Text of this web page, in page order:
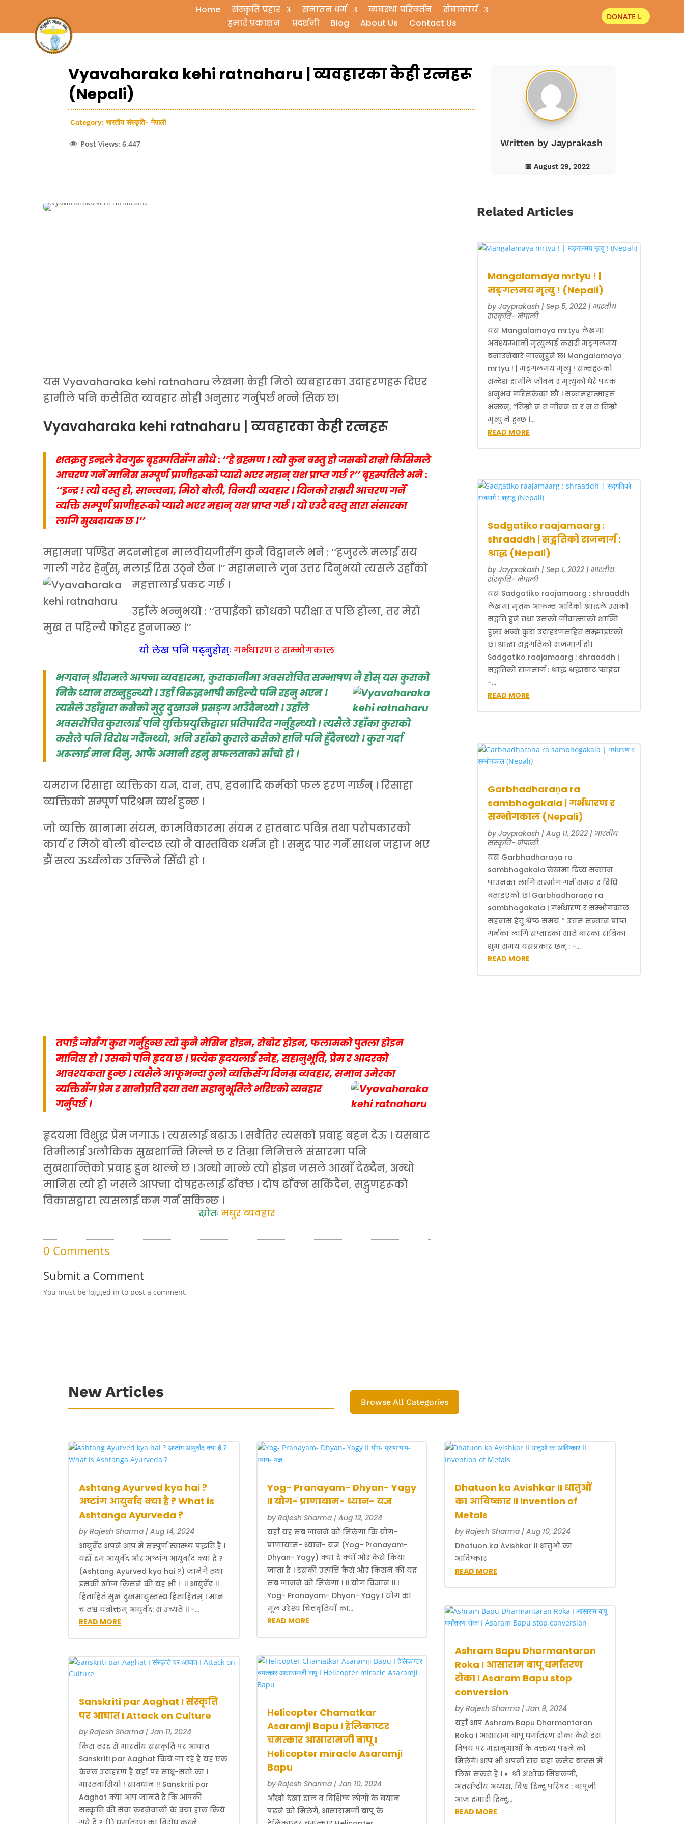
Home संस्कृति प्रहार सनातन धर्म व्यवस्था परिवर्तन
सेवाकार्य
हमारे प्रकाशन
प्रदर्शनी Blog About Us Contact Us
DONATE
Vyavaharaka kehi ratnaharu | व्यवहारका केही रत्नहरू
(Nepali)
Category: भारतीय संस्कृति- नेपाली
Post Views: 6,447 Written by Jayprakash
📅 August 29, 2022
यस Vyavaharaka kehi ratnaharu लेखमा केही मिठो व्यबहारका उदाहरणहरू दिएर
हामीले पनि कसैसित व्यवहार सोही अनुसार गर्नुपर्छ भन्ने सिक छ।
Vyavaharaka kehi ratnaharu | व्यवहारका केही रत्नहरू
शतक्रतु इन्द्रले देवगुरु बृहस्पतिसँग सोधे : ‘‘हे ब्रह्मण ! त्यो कुन वस्तु हो जसको राम्रो किसिमले
आचरण गर्ने मानिस सम्पूर्ण प्राणीहरूको प्यारो भएर महान् यश प्राप्त गर्छ ?’’ बृहस्पतिले भने :
‘‘इन्द्र ! त्यो वस्तु हो, सान्त्वना, मिठो बोली, विनयी व्यवहार । यिनको राम्ररी आचरण गर्ने
व्यक्ति सम्पूर्ण प्राणीहरूको प्यारो भएर महान् यश प्राप्त गर्छ । यो एउटै वस्तु सारा संसारका
लागि सुखदायक छ ।’’
महामना पण्डित मदनमोहन मालवीयजीसँग कुनै विद्वानले भने : ‘‘हजुरले मलाई सय
गाली गरेर हेर्नुस्, मलाई रिस उठ्ने छैन ।’’ महामनाले जुन उत्तर दिनुभयोत्यसले उहाँको
महत्तालाई प्रकट गर्छ ।
उहाँले भन्नुभयो : ‘‘तपाइँको क्रोधको परीक्षा त पछि होला, तर मेरो
मुख त पहिल्यै फोहर हुनजान्छ ।’’
यो लेख पनि पढ्नुहोस्ःगर्भधारण र सम्भोगकाल
भगवान् श्रीरामले आफ्ना व्यवहारमा, कुराकानीमा अवसरोचित सम्भाषण नै होस् यस कुराको
निकै ध्यानराख्नुहुन्थ्यो । उहाँ विरुद्धभाषी कहिल्यै पनि रहनु भएन ।
त्यसैले उहाँद्वारा कसैको मुटु दुखाउने प्रसङ्ग आउँदैनथ्यो । उहाँले
अवसरोचित कुरालाई पनि युक्तिप्रयुक्तिद्वारा प्रतिपादित गर्नुहुन्थ्यो । त्यसैले उहाँका कुराको
कसैले पनि विरोध गर्दैनथ्यो, अनि उहाँको कुराले कसैको हानि पनि हुँदैनथ्यो । कुरा गर्दा
अरूलाई मान दिनु, आफैं अमानी रहनु सफलताको साँचो हो ।
यमराज रिसाहा व्यक्तिका यज्ञ, दान, तप, हवनादि कर्मको फल हरण गर्छन् । रिसाहा
व्यक्तिको सम्पूर्ण परिश्रम व्यर्थ हुन्छ ।
जो व्यक्ति खानामा संयम, कामविकारमा संयम र हातबाट पवित्र तथा परोपकारको
कार्य र मिठो बोली बोल्दछ त्यो नै वास्तविक धर्मज्ञ हो । समुद्र पार गर्ने साधन जहाज भए
झैं सत्य ऊर्ध्वलोक उक्लिने सिँढी हो ।
तपाइँ जोसँग कुरा गर्नुहुन्छ त्यो कुनै मेसिन होइन, रोबोट होइन, फलामको पुतला होइन
मानिस हो । उसको पनि हृदय छ । प्रत्येक हृदयलाई स्नेह, सहानुभूति, प्रेम र आदरको
आवश्यकता हुन्छ । त्यसैले आफूभन्दा ठुलो व्यक्तिसँग विनम्र व्यवहार, समान उमेरका
व्यक्तिसँग प्रेम र सानोप्रति दया तथा सहानुभूतिले भरिएको व्यवहार
गर्नुपर्छ ।
हृदयमा विशुद्ध प्रेम जगाऊ । त्यसलाई बढाऊ । सबैतिर त्यसको प्रवाह बहन देऊ । यसबाट
तिमीलाई अलौकिक सुखशान्ति मिल्ने छ र तिम्रा निमित्तले संसारमा पनि
सुखशान्तिको प्रवाह हुन थाल्ने छ । अन्धो मान्छे त्यो होइन जसले आखाँ देख्दैन, अन्धो
मानिस त्यो हो जसले आफ्ना दोषहरूलाई ढाँक्छ । दोष ढाँक्न सकिंदैन, सद्गुणहरूको
विकासद्वारा त्यसलाई कम गर्न सकिन्छ ।
स्रोतःमधुर व्यवहार
0 Comments
Submit a Comment
You must be logged in to post a comment.
Related Articles
Mangalamaya mrtyu ! |
मङ्गलमय मृत्यु ! (Nepali)
byJayprakash| Sep 5, 2022| भारतीय
संस्कृति- नेपाली
यस Mangalamaya mrtyu लेखमा
अवश्यम्भानी मृत्युलाई कसरी मङ्गलमय
बनाउनेबारे जान्नुहुने छ। Mangalamaya
mrtyu ! | मङ्गलमय मृत्यु ! सन्तहरूको
सन्देश हामीले जीवन र मृत्युको धेरै पटक
अनुभव गरिसकेका छौ । सन्तमहात्माहरू
भन्छन्, ‘‘तिम्रो न त जीवन छ र न त तिम्रो
मृत्यु नै हुन्छ ।...
READ MORE
Sadgatiko raajamaarg :
shraaddh | सद्गतिको राजमार्ग :
श्राद्ध (Nepali)
byJayprakash| Sep 1, 2022| भारतीय
संस्कृति- नेपाली
यस Sadgatiko raajamaarg : shraaddh
लेखमा मृतक आफन्त आदिको श्राद्धले उसको
सद्गति हुने तथा उसको जीवात्माको शान्ति
हुन्छ भन्ने कुरा उदाहरणसहित सम्झाइएको
छ। श्राद्धा सद्गगतिको राजमार्ग हो।
Sadgatiko raajamaarg : shraaddh |
सद्गतिको राजमार्ग : श्राद्ध श्रद्धाबाट फाइदा
-...
READ MORE
Garbhadharaṇa ra
sambhogakala | गर्भधारण र
सम्भोगकाल (Nepali)
byJayprakash| Aug 11, 2022| भारतीय
संस्कृति- नेपाली
यस Garbhadharaṇa ra
sambhogakala लेखमा दिव्य सन्तान
पाउनका लागि सम्भोग गर्ने समय र विधि
बताइएको छ। Garbhadharaṇa ra
sambhogakala | गर्भधारण र सम्भोगकाल
सहवास हेतु श्रेष्ठ समय * उत्तम सन्तान प्राप्त
गर्नका लागि सप्ताहका सातै बारका रात्रिका
शुभ समय यसप्रकार छन् : -...
READ MORE
New Articles
Browse All Categories
Ashtang Ayurved kya hai ?
अष्टांग आयुर्वाद क्या है ? What is
Ashtanga Ayurveda ?
byRajesh Sharma |Aug 14, 2024
आयुर्वेद अपने आप में सम्पूर्ण स्वास्थ्य पद्धति है ।
यहाँ हम आयुर्वेद और अष्टांग आयुर्वाद क्या है ?
(Ashtang Ayurved kya hai ?) जानेगें तथा
इसकी खोज किसने की यह भी । ।। आयुर्वेद ।।
हिताहितं सुखं दुखमायुस्तस्य हिताहितम् । मानं
च तश्च यत्रोक्तम् आयुर्वेद: स उच्यते ।। -...
READ MORE
Sanskriti par Aaghat I संस्कृति
पर आघात I Attack on Culture
byRajesh Sharma |Jan 11, 2024
किस तरह से भारतीय संसकृति पर आघात
Sanskriti par Aaghat किये जा रहे हैं यह एक
केवल उदाहरण है यहाँ पर साधू-संतों का ।
भारतवासियो ! सावधान !! Sanskriti par
Aaghat क्या आप जानते हैं कि आपकी
संस्कृति की सेवा करनेवालों के क्या हाल किये
Yog- Pranayam- Dhyan- Yagy
II योग- प्राणायाम- ध्यान- यज्ञ
byRajesh Sharma| Aug 12, 2024
यहाँ यह सब जानने को मिलेगा कि योग-
प्राणायाम- ध्यान- यज्ञ (Yog- Pranayam-
Dhyan- Yagy) क्या है क्यों और कैसे किया
जाता है । इसकी उत्पत्ति कैसे और किसने की यह
सब जानने को मिलेगा । ।। योग विज्ञान ।। I
Yog- Pranayam- Dhyan- Yagy I योग का
मूल उद्देश्य चित्तवृतियों का...
READ MORE
Helicopter Chamatkar
Asaramji Bapu I हेलिकाप्टर
चमत्कार आसारामजी बापू I
Helicopter miracle Asaramji
Bapu
byRajesh Sharma| Jan 10, 2024
आँखो देखा हाल व विशिष्ट लोगों के बयान
पढने को मिलेगें, आसारामजी बापू के
Dhatuon ka Avishkar II धातुओं
का आविष्कार II Invention of
Metals
byRajesh Sharma| Aug 10, 2024
Dhatuon ka Avishkar II धातुओं का
आविष्कार
READ MORE
Ashram Bapu Dharmantaran
Roka I आसाराम बापू धर्मांतरण
रोका I Asaram Bapu stop
conversion
byRajesh Sharma| Jan 9, 2024
यहाँ आप Ashram Bapu Dharmantaran
Roka I आसाराम बापू धर्मांतरण रोका कैसे इस
विषय पर महानुभाओं के वक्तव्य पढने को
मिलेगे। आप भी अपनी राय यहां कमेंट बाक्स में
लिख सकते हैं । ♦ श्री अशोक सिंघलजी,
अंतर्राष्ट्रीय अध्यक्ष, विश्व हिन्दू परिषद : बापूजी
आज हमारी हिन्दू...
READ MORE